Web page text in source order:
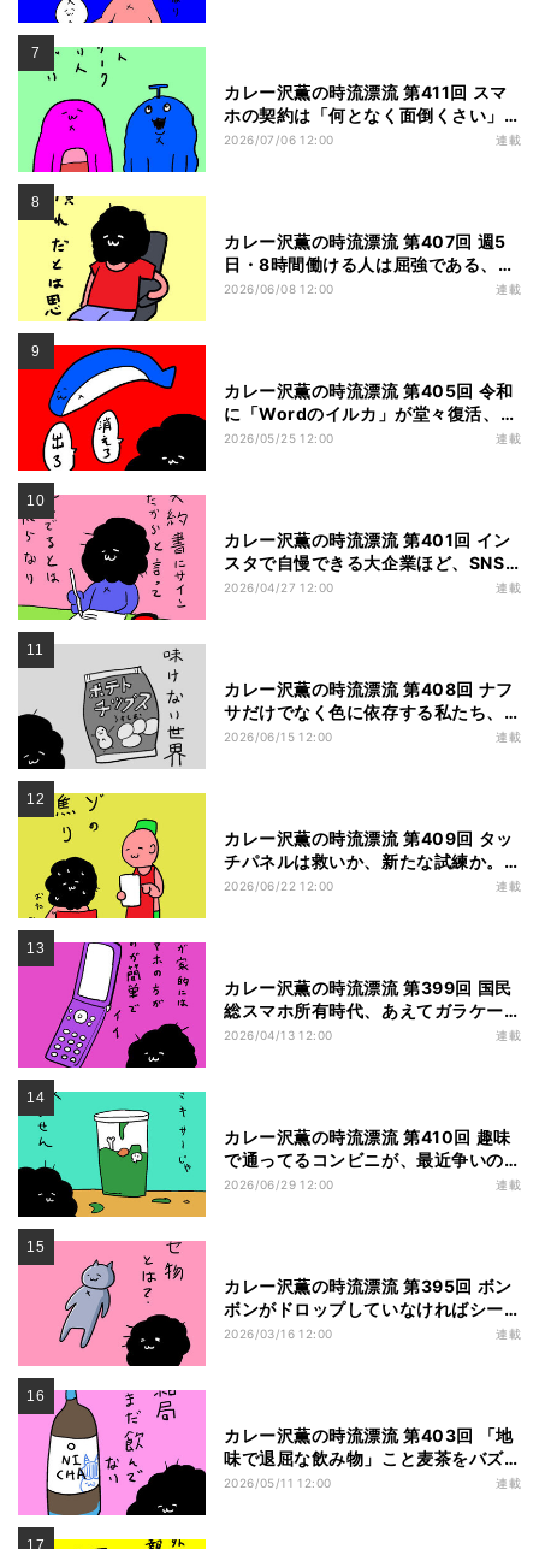
カレー沢薫の時流漂流 第411回 スマ
ホの契約は「何となく面倒くさい」
勢、povo2.0と楽天モバイルのすっ
2026/07/06 12:00 連載
カレー沢薫の時流漂流 第407回 週5
日・8時間働ける人は屈強である、東
京都のハーフパンツ解禁から考える
2026/06/08 12:00 連載
カレー沢薫の時流漂流 第405回 令和
に「Wordのイルカ」が堂々復活、
「お前を消す方法」から早四半世紀
2026/05/25 12:00 連載
カレー沢薫の時流漂流 第401回 イン
スタで自慢できる大企業ほど、SNS
研修が必要な理由
2026/04/27 12:00 連載
カレー沢薫の時流漂流 第408回 ナフ
サだけでなく色に依存する私たち、
店の棚一面が「白黒」になったらど
2026/06/15 12:00 連載
カレー沢薫の時流漂流 第409回 タッ
チパネルは救いか、新たな試練か。
マクドナルドのタッチパネルに批判
2026/06/22 12:00 連載
カレー沢薫の時流漂流 第399回 国民
総スマホ所有時代、あえてガラケー
を使うのがオシャレな時代がそこま
2026/04/13 12:00 連載
カレー沢薫の時流漂流 第410回 趣味
で通ってるコンビニが、最近争いの
場になりがちな件について
2026/06/29 12:00 連載
カレー沢薫の時流漂流 第395回 ボン
ボンがドロップしていなければシー
ルにあらず？ いまだ冷めない平成女
2026/03/16 12:00 連載
カレー沢薫の時流漂流 第403回 「地
味で退屈な飲み物」こと麦茶をバズ
らせたHIKAKIN、珍しく炎上気味で
2026/05/11 12:00 連載